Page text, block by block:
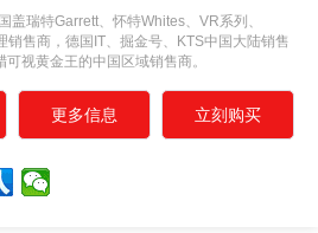
盖瑞特Garrett、怀特Whites、VR系列、
销售商，德国IT、掘金号、KTS中国大陆销售
视黄金王的中国区域销售商。
更多信息 立刻购买